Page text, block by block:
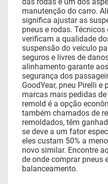
manutenção do carro.
significa ajustar as
pneus e rodas.
verificam a qualidade
suspensão do veículo
seguros e livres de
alinhamento garante
segurança dos
GoodYear, pneu Pirelli e
marcas mais pedidas
remold é a opção
também chamados de
remoldados, têm
se deve a um fator
eles custam 50% a
novo similar. Encontre
de onde comprar pneus
balanceamento.